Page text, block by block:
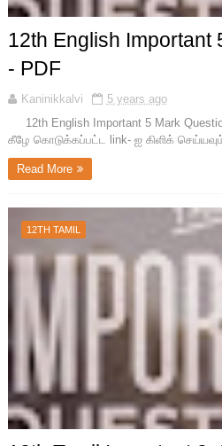
12th English Important
- PDF
Kaninikkalvi
5 years ago
12th English Important 5 Mark
கீழே கொடுக்கப்பட்ட link- ஐ கிளிக்
Read More
12TH TAMIL